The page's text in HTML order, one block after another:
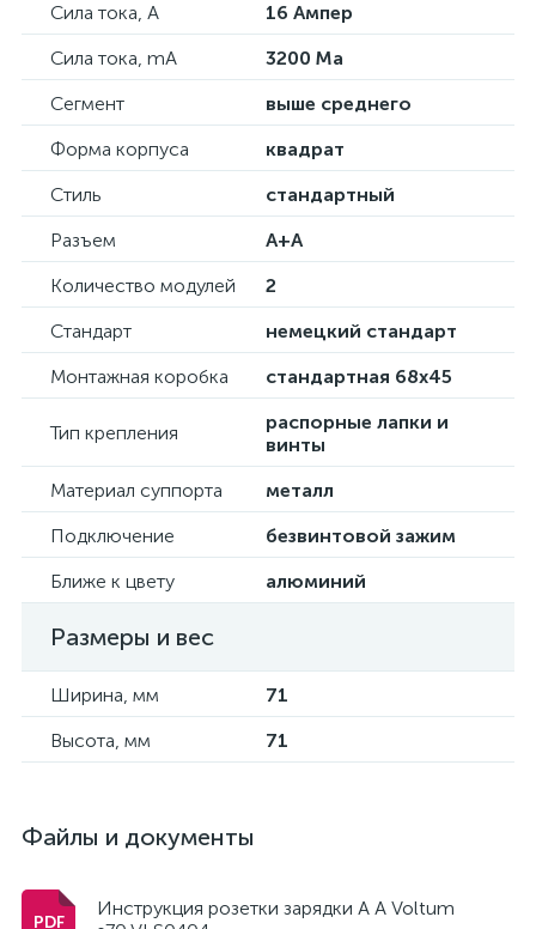
Сила тока, А
16 Ампер
Сила тока, mA
3200 Ma
Сегмент
выше среднего
Форма корпуса
квадрат
Стиль
стандартный
Разъем
A+A
Количество модулей
2
Стандарт
немецкий стандарт
Монтажная коробка
стандартная 68х45
Тип крепления
распорные лапки и
винты
Материал суппорта
металл
Подключение
безвинтовой зажим
Ближе к цвету
алюминий
Размеры и вес
Ширина, мм
71
Высота, мм
71
Файлы и документы
Инструкция розетки зарядки А А Voltum